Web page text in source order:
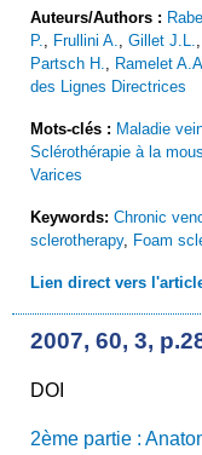
Auteurs/Authors :
P.
Frullini A. Gillet J.L.
Partsch H.
Ramelet A.A.
des Lignes Directrices
Mots-clés : Maladie
Sclérothérapie à la
Varices
Keywords: Chronic
sclerotherapy, Foam
Lien direct vers
2007, 60, 3,
DOI
2ème partie :